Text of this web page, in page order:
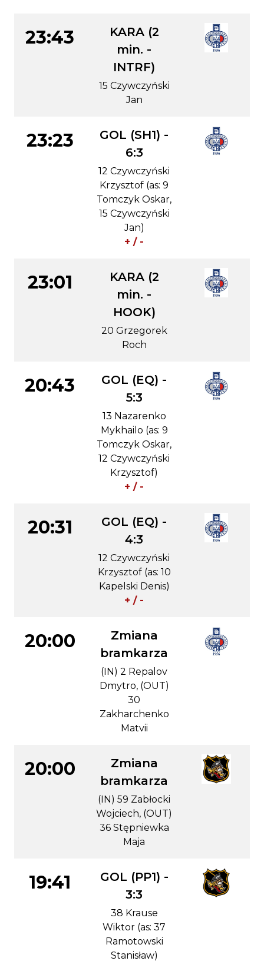
23:43
KARA (2
min. -
INTRF)
15 Czywczyński
Jan
23:23
GOL (SH1) -
6:3
12 Czywczyński
Krzysztof (as: 9
Tomczyk Oskar,
15 Czywczyński
Jan)
+ / -
23:01
KARA (2
min. -
HOOK)
20 Grzegorek
Roch
20:43
GOL (EQ) -
5:3
13 Nazarenko
Mykhailo (as: 9
Tomczyk Oskar,
12 Czywczyński
Krzysztof)
+ / -
20:31
GOL (EQ) -
4:3
12 Czywczyński
Krzysztof (as: 10
Kapelski Denis)
+ / -
20:00
Zmiana
bramkarza
(IN) 2 Repalov
Dmytro, (OUT)
30
Zakharchenko
Matvii
20:00
Zmiana
bramkarza
(IN) 59 Zabłocki
Wojciech, (OUT)
36 Stępniewka
Maja
19:41
GOL (PP1) -
3:3
38 Krause
Wiktor (as: 37
Ramotowski
Stanisław)